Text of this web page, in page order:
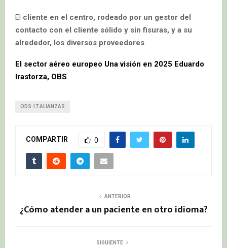
El cliente en el centro, rodeado por un gestor del
contacto con el cliente sólido y sin fisuras, y a su
alrededor, los diversos proveedores
El sector aéreo europeo Una visión en 2025 Eduardo
Irastorza, OBS
ODS 17 ALIANZAS
COMPARTIR 0
ANTERIOR
¿Cómo atender a un paciente en otro idioma?
SIGUIENTE